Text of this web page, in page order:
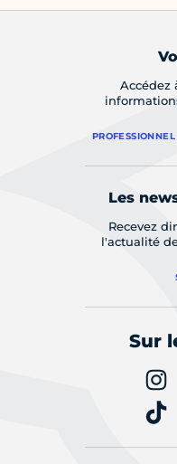
Accédez
PROFESSIONNEL
Les
Recevez
l'actualité
Sur